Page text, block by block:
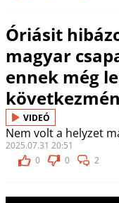
Óriásit
magyar
ennek még
VIDEÓ
Nem volt a helyzet
2025.07.31 20:51
0
0 2